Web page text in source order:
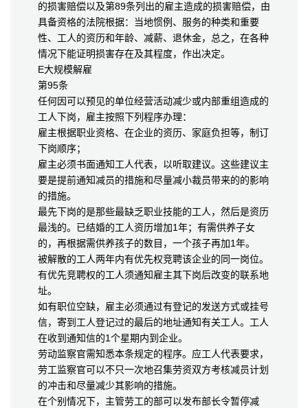
的损害赔偿以及第89条列出的雇主造成的损害赔偿，由
具备资格的法院根据：当地惯例、服务的种类和重要
性、工人的资历和年龄、减薪、退休金，总之，在各种
情况下能证明损害存在及其程度，作出决定。
E大规模解雇
第95条
任何因可以预见的单位经营活动减少或内部重组造成的
工人下岗，雇主按照下列程序办理：
雇主根据职业资格、在企业的资历、家庭负担等，制订
下岗顺序；
雇主必须书面通知工人代表，以听取建议。这些建议主
要是提前通知减员的措施和尽量减小裁员带来的的影响
的措施。
最先下岗的是那些最缺乏职业技能的工人，然后是资历
最浅的。已结婚的工人资历增加1年；有需供养子女
的，再根据需供养孩子的数目，一个孩子再加1年。
被解散的工人两年内有优先权竞聘该企业的同一岗位。
有优先竞聘权的工人须通知雇主其下岗后改变的联系地
址。
如有职位空缺，雇主必须通过有登记的发送方式或挂号
信，寄到工人登记过的最后的地址通知有关工人。工人
在收到通知信的1个星期内到企业。
劳动监察官需知悉本条规定的程序。应工人代表要求，
劳工监察官可以不只一次地召集劳资双方考核减员计划
的冲击和尽量减少其影响的措施。
在个别情况下，主管劳工的部可以发布部长令暂停减